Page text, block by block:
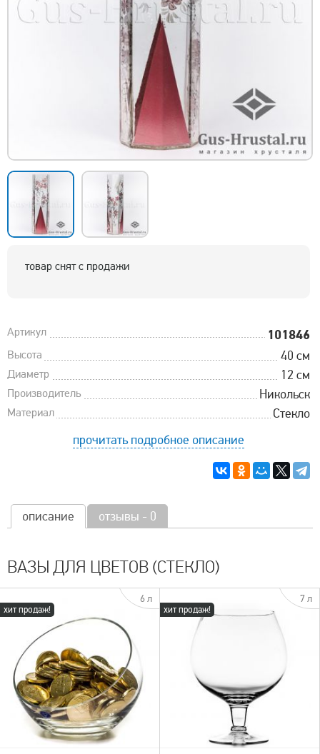
товар снят с продажи
Артикул 101846
Высота 40 см
Диаметр 12 см
Производитель Никольск
Материал
Стекло
прочитать подробное описание
описание отзывы - 0
ВАЗЫ ДЛЯ ЦВЕТОВ (СТЕКЛО)
хит продаж!
6 л
хит продаж!
7 л
быстрый просмотр